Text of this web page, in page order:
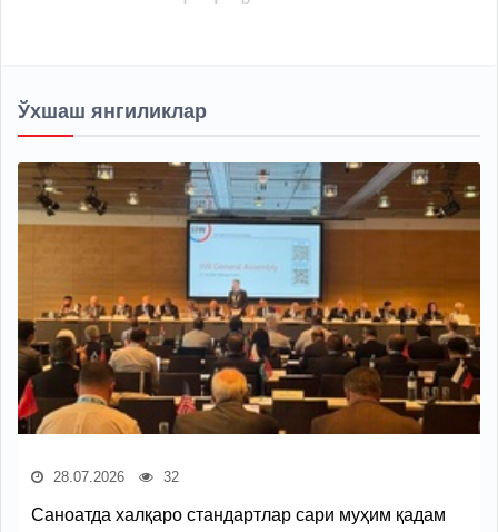
Ўхшаш янгиликлар
28.07.2026 32
Саноатда халқаро стандартлар сари муҳим қадам